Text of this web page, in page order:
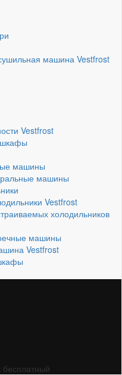
машина Vestfrost
Vestfrost
шкафы
машины
машины
Vestfrost
холодильников
машины
Vestfrost
бесплатный